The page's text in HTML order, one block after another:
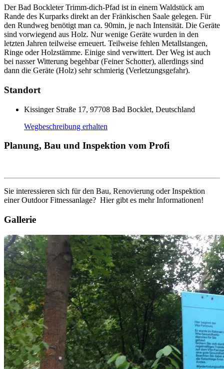
Der Bad Bockleter Trimm-dich-Pfad ist in einem Waldstück am
Rande des Kurparks direkt an der Fränkischen Saale gelegen. Für
den Rundweg benötigt man ca. 90min, je nach Intensität. Die Geräte
sind vorwiegend aus Holz. Nur wenige Geräte wurden in den
letzten Jahren teilweise erneuert. Teilweise fehlen Metallstangen,
Ringe oder Holzstämme. Einige sind verwittert. Der Weg ist auch
bei nasser Witterung begehbar (Feiner Schotter), allerdings sind
dann die Geräte (Holz) sehr schmierig (Verletzungsgefahr).
Standort
Kissinger Straße 17, 97708 Bad Bocklet, Deutschland
Wegbeschreibung erhalten
Planung, Bau und Inspektion vom Profi
Sie interessieren sich für den Bau, Renovierung oder Inspektion
einer Outdoor Fitnessanlage? Hier gibt es mehr Informationen!
Gallerie